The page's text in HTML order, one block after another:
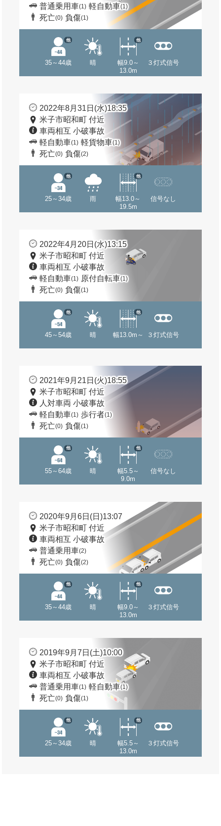
普通乗用車(1) 軽自動車(1)
死亡(0) 負傷(1)
35～44歳
他
晴
幅9.0～
13.0m
他
３灯式信号
2022年8月31日(水)18:35
米子市昭和町 付近
車両相互 小破事故
軽自動車(1) 軽貨物車(1)
死亡(0) 負傷(2)
25～34歳
他
雨
幅13.0～
19.5m
他
信号なし
2022年4月20日(水)13:15
米子市昭和町 付近
車両相互 小破事故
軽自動車(1) 原付自転車(1)
死亡(0) 負傷(1)
45～54歳
他
晴 幅13.0m～
他
３灯式信号
2021年9月21日(火)18:55
米子市昭和町 付近
人対車両 小破事故
軽自動車(1) 歩行者(1)
死亡(0) 負傷(1)
55～64歳
他
晴
幅5.5～
9.0m
他
信号なし
2020年9月6日(日)13:07
米子市昭和町 付近
車両相互 小破事故
普通乗用車(2)
死亡(0) 負傷(2)
35～44歳
他
晴
幅9.0～
13.0m
他
３灯式信号
2019年9月7日(土)10:00
米子市昭和町 付近
車両相互 小破事故
普通乗用車(1) 軽自動車(1)
死亡(0) 負傷(1)
25～34歳
他
晴
幅5.5～
13.0m
他
３灯式信号